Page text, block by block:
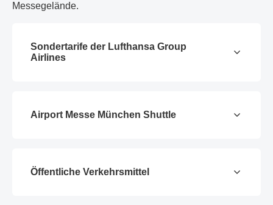
Messegelände.
Sondertarife der Lufthansa Group
Airlines
Airport Messe München Shuttle
Öffentliche Verkehrsmittel